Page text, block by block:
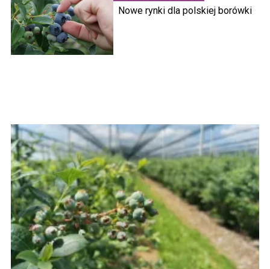
Nowe rynki dla polskiej borówki